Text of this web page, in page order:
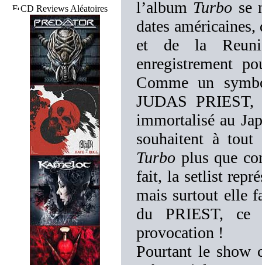
CD Reviews Aléatoires
l’album Turbo se
dates
et de la
enregistrement
Comme un
JUDAS
immortalisé au
souhaitent à
Turbo plus que
fait, la setlist
mais surtout elle
du PRIEST, ce
provocation !
Pourtant le show